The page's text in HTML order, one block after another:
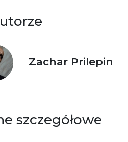
Zachar Prilepin
szczegółowe